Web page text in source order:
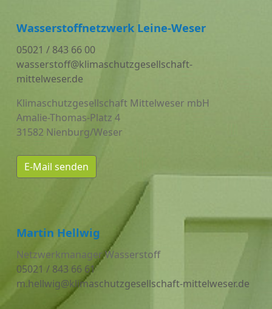
Wasserstoffnetzwerk Leine-Weser
05021 / 843 66 00
wasserstoff@klimaschutzgesellschaft-
mittelweser.de
Klimaschutzgesellschaft Mittelweser mbH
Amalie-Thomas-Platz 4
31582 Nienburg/Weser
E-Mail senden
Martin Hellwig
Netzwerkmanager Wasserstoff
05021 / 843 66 61
m.hellwig@klimaschutzgesellschaft-mittelweser.de